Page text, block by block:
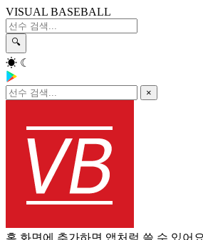
VISUAL BASEBALL
🔍
☀ ☾
×
홈 화면에 추가하면 앱처럼 쓸 수 있어요